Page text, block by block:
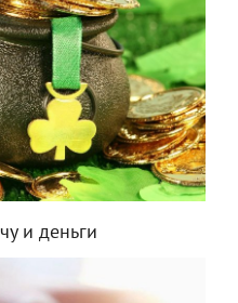
и деньги